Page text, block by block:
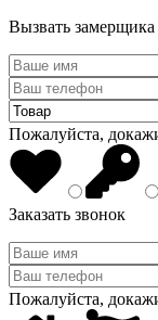
Вызвать замерщика
Пожалуйста,
Заказать звонок
Пожалуйста,